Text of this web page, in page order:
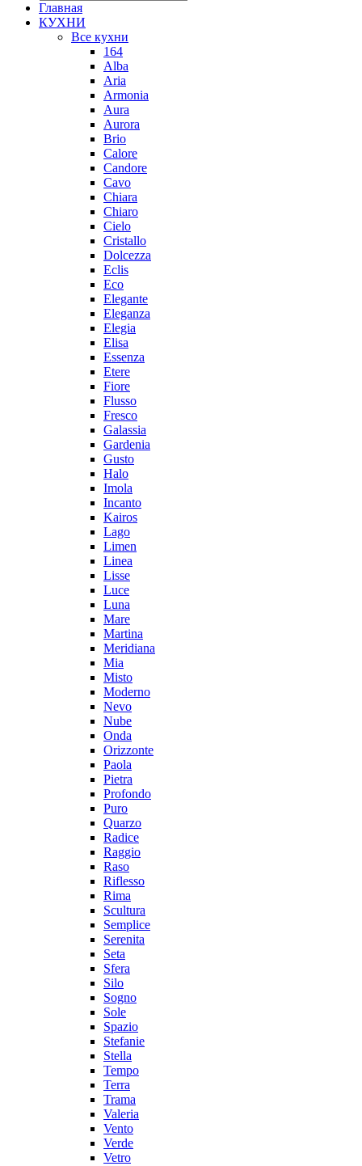
Главная
КУХНИ
Все кухни
164
Alba
Aria
Armonia
Aura
Aurora
Brio
Calore
Candore
Cavo
Chiara
Chiaro
Cielo
Cristallo
Dolcezza
Eclis
Eco
Elegante
Eleganza
Elegia
Elisa
Essenza
Etere
Fiore
Flusso
Fresco
Galassia
Gardenia
Gusto
Halo
Imola
Incanto
Kairos
Lago
Limen
Linea
Lisse
Luce
Luna
Mare
Martina
Meridiana
Mia
Misto
Moderno
Nevo
Nube
Onda
Orizzonte
Paola
Pietra
Profondo
Puro
Quarzo
Radice
Raggio
Raso
Riflesso
Rima
Scultura
Semplice
Serenita
Seta
Sfera
Silo
Sogno
Sole
Spazio
Stefanie
Stella
Tempo
Terra
Trama
Valeria
Vento
Verde
Vetro